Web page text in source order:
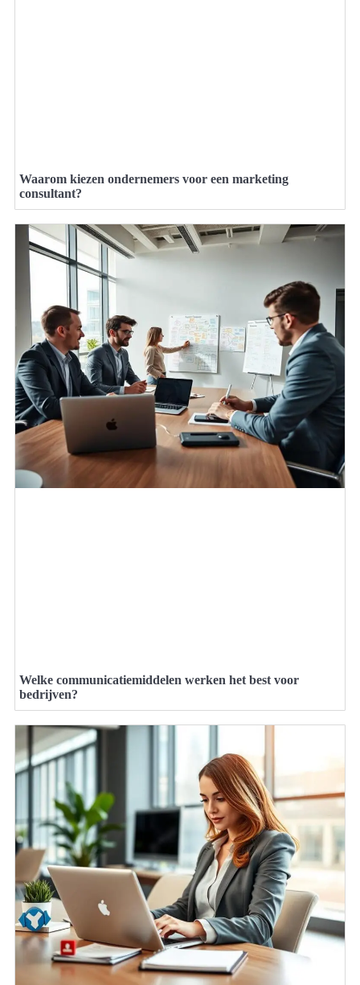
Waarom kiezen ondernemers voor een marketing
consultant?
Welke communicatiemiddelen werken het best voor
bedrijven?